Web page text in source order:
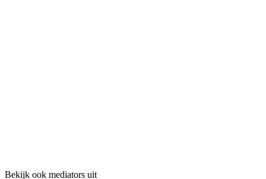
Bekijk ook mediators uit